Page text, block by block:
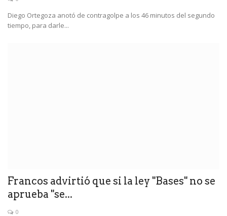
Diego Ortegoza anotó de contragolpe a los 46 minutos del segundo
tiempo, para darle...
Francos advirtió que si la ley "Bases" no se
aprueba "se...
0